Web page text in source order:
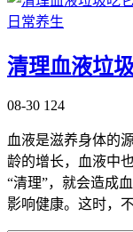
日常养生
清理血液垃
08-30 124
血液是滋养身体的
龄的增长，血液中
“清理”，就会造成
影响健康。这时，